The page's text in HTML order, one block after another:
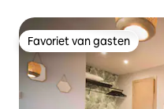
Favoriet van gasten
Favoriet van gasten